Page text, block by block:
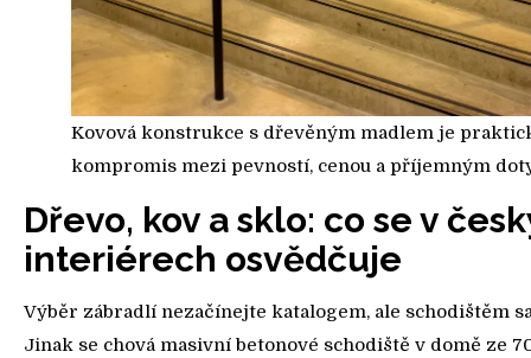
Kovová konstrukce s dřevěným madlem je
kompromis mezi pevností, cenou a příjemným
Dřevo, kov a sklo: co se v
interiérech osvědčuje
Výběr zábradlí nezačínejte katalogem, ale schodištěm
Jinak se chová masivní betonové schodiště v domě ze